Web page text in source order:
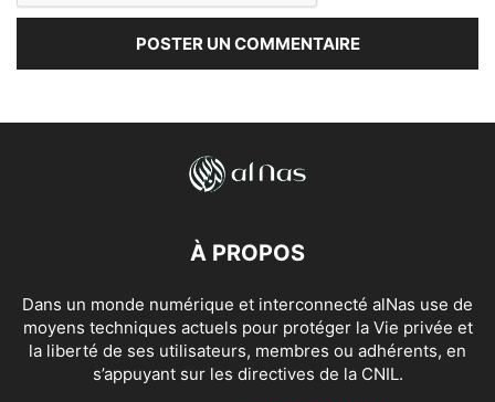
À PROPOS
Dans un monde numérique et interconnecté alNas use de
moyens techniques actuels pour protéger la Vie privée et
la liberté de ses utilisateurs, membres ou adhérents, en
s’appuyant sur les directives de la CNIL.